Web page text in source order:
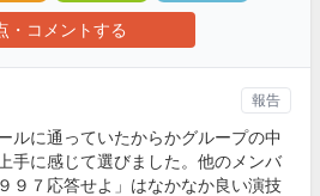
・コメントする
ルに通っていたからかグループの中
手に感じて選びました。他のメンバ
９７応答せよ」はなかなか良い演技
報告